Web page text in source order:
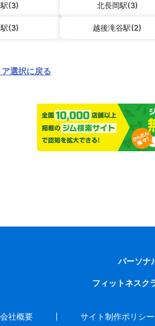
(3) 北長岡駅(3)
(3) 越後滝谷駅(2)
選択に戻る
パーソナ
フィットネスク
会社概要 サイト制作ポリシー